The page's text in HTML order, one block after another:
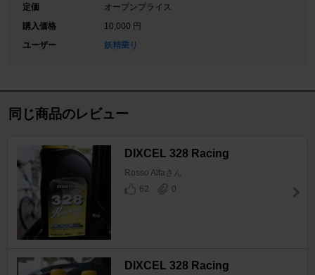
定価
オープンプライス
購入価格
10,000 円
ユーザー
妖精乗り
同じ商品のレビュー
DIXCEL 328 Racing
Rosso Alfaさん
62
0
DIXCEL 328 Racing